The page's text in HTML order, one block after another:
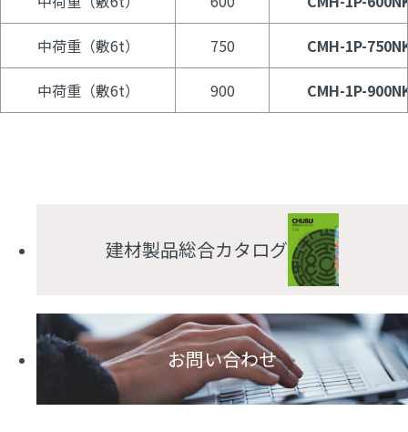
中荷重（敷6t） 750 CMH-1P-
中荷重（敷6t） 900 CMH-1P-
建材製品総合カタログ
お問い合わせ